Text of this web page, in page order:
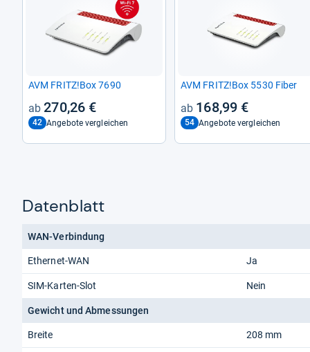
AVM FRITZ!Box 7690
270,26 €
42 Angebote vergleichen
AVM FRITZ!Box 5530 Fiber
168,99 €
54 Angebote vergleichen
Datenblatt
WAN-Verbindung
Ethernet-WAN Ja
SIM-Karten-Slot Nein
Gewicht und Abmessungen
Breite 208 mm